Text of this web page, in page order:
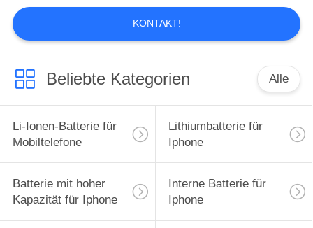
Ersatz der Batterie
für Iphone 11
14
KONTAKT!
Beliebte Kategorien Alle
Li-Ionen-Batterie für
Mobiltelefone
Lithiumbatterie für
Iphone
Batterie mit hoher
Kapazität für Iphone
Interne Batterie für
Iphone